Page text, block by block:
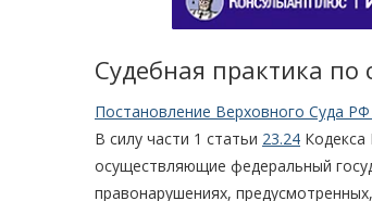
Судебная практика по
Постановление Верховного Суда
В силу части 1 статьи 23.24 Кодекса
осуществляющие федеральный
правонарушениях,